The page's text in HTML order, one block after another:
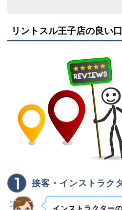
リントスル王子店の良い
接客・インストラク